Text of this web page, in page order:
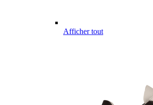
Afficher tout